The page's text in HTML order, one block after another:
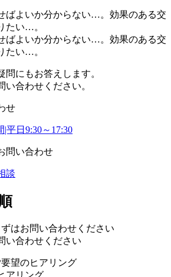
にもお答えします。
い合わせください。
せ
|平日9:30～17:30
問い合わせ
談
い合わせください
アリング